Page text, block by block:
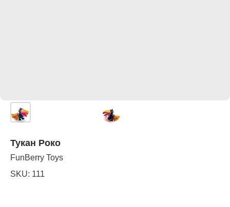
Тукан Роко
FunBerry Toys
SKU: 111